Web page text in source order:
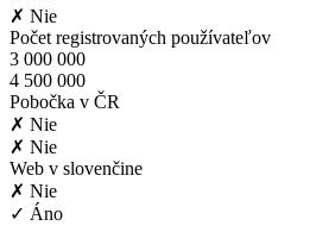
✗ Nie
Počet registrovaných používateľov
3 000 000
4 500 000
Pobočka v ČR
✗ Nie
✗ Nie
Web v slovenčine
✗ Nie
✓ Áno